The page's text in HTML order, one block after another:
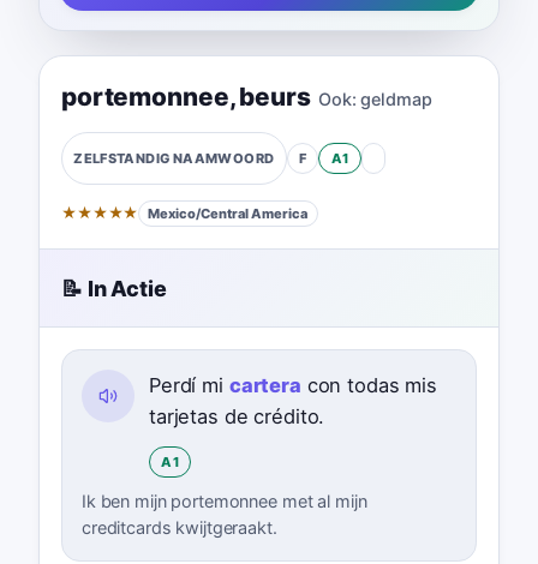
portemonnee,beurs Ook: geldmap
ZELFSTANDIG NAAMWOORD F A1
★★★★★ Mexico/Central America
📝 In Actie
Perdí mi cartera con todas mis
tarjetas de crédito.
A1
Ik ben mijn portemonnee met al mijn
creditcards kwijtgeraakt.